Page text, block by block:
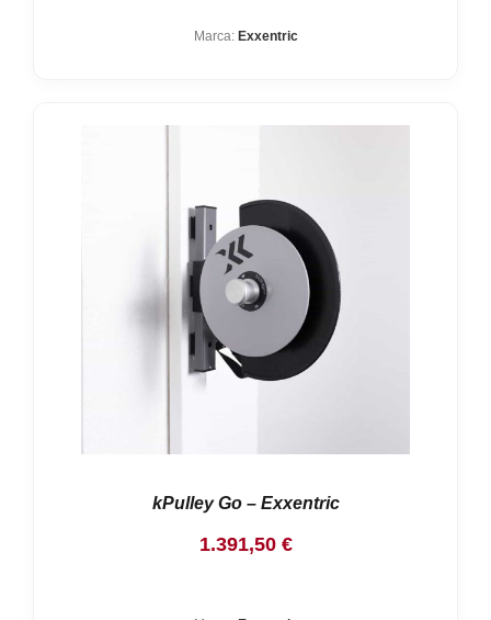
Marca: Exxentric
kPulley Go – Exxentric
1.391,50 €